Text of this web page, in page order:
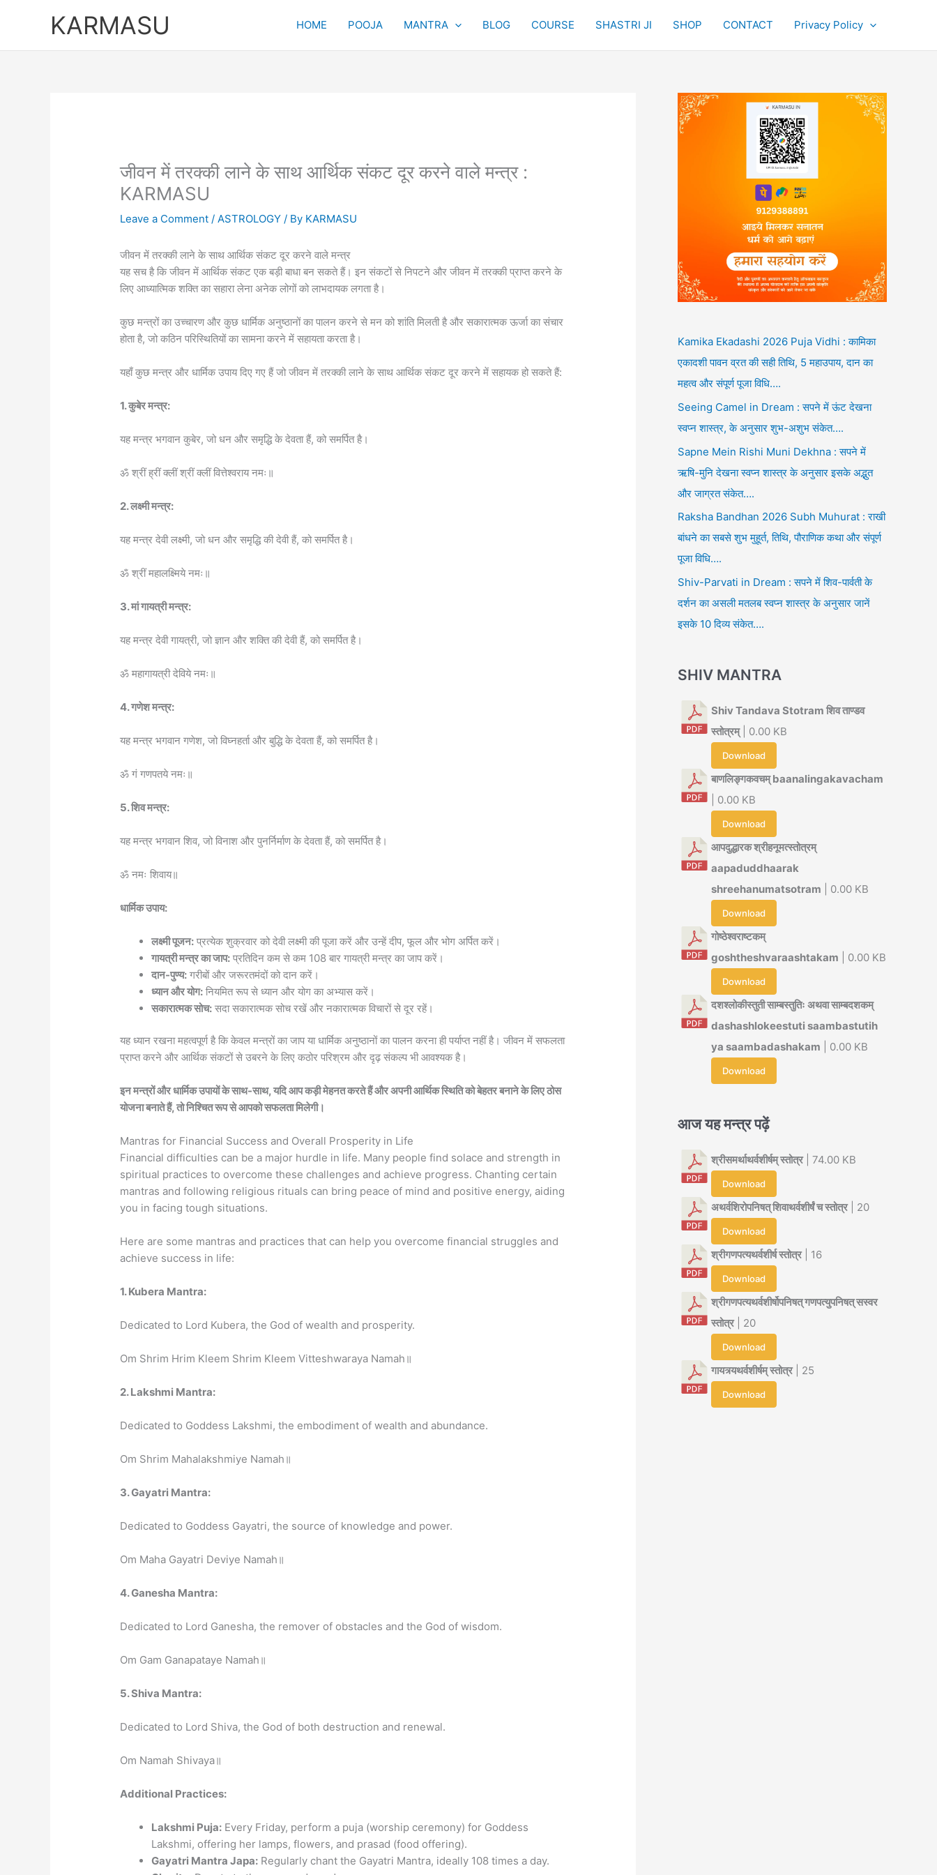
KARMASU HOME POOJA MANTRA BLOG COURSE SHASTRI JI SHOP CONTACT Privacy Policy
जीवन में तरक्की लाने के साथ आर्थिक संकट दूर करने वाले मन्त्र :
KARMASU
Leave a Comment / ASTROLOGY / By KARMASU
जीवन में तरक्की लाने के साथ आर्थिक संकट दूर करने वाले मन्त्र
यह सच है कि जीवन में आर्थिक संकट एक बड़ी बाधा बन सकते हैं। इन संकटों से निपटने और जीवन में तरक्की प्राप्त करने के
लिए आध्यात्मिक शक्ति का सहारा लेना अनेक लोगों को लाभदायक लगता है।
कुछ मन्त्रों का उच्चारण और कुछ धार्मिक अनुष्ठानों का पालन करने से मन को शांति मिलती है और सकारात्मक ऊर्जा का संचार
होता है, जो कठिन परिस्थितियों का सामना करने में सहायता करता है।
यहाँ कुछ मन्त्र और धार्मिक उपाय दिए गए हैं जो जीवन में तरक्की लाने के साथ आर्थिक संकट दूर करने में सहायक हो सकते हैं:
1. कुबेर मन्त्र:
यह मन्त्र भगवान कुबेर, जो धन और समृद्धि के देवता हैं, को समर्पित है।
ॐ श्रीं ह्रीं क्लीं श्रीं क्लीं वित्तेश्वराय नमः॥
2. लक्ष्मी मन्त्र:
यह मन्त्र देवी लक्ष्मी, जो धन और समृद्धि की देवी हैं, को समर्पित है।
ॐ श्रीं महालक्ष्मिये नमः॥
3. मां गायत्री मन्त्र:
यह मन्त्र देवी गायत्री, जो ज्ञान और शक्ति की देवी हैं, को समर्पित है।
ॐ महागायत्री देविये नमः॥
4. गणेश मन्त्र:
यह मन्त्र भगवान गणेश, जो विघ्नहर्ता और बुद्धि के देवता हैं, को समर्पित है।
ॐ गं गणपतये नमः॥
5. शिव मन्त्र:
यह मन्त्र भगवान शिव, जो विनाश और पुनर्निर्माण के देवता हैं, को समर्पित है।
ॐ नमः शिवाय॥
धार्मिक उपाय:
लक्ष्मी पूजन: प्रत्येक शुक्रवार को देवी लक्ष्मी की पूजा करें और उन्हें दीप, फूल और भोग अर्पित करें।
गायत्री मन्त्र का जाप: प्रतिदिन कम से कम 108 बार गायत्री मन्त्र का जाप करें।
दान-पुण्य: गरीबों और जरूरतमंदों को दान करें।
ध्यान और योग: नियमित रूप से ध्यान और योग का अभ्यास करें।
सकारात्मक सोच: सदा सकारात्मक सोच रखें और नकारात्मक विचारों से दूर रहें।
यह ध्यान रखना महत्वपूर्ण है कि केवल मन्त्रों का जाप या धार्मिक अनुष्ठानों का पालन करना ही पर्याप्त नहीं है। जीवन में सफलता
प्राप्त करने और आर्थिक संकटों से उबरने के लिए कठोर परिश्रम और दृढ़ संकल्प भी आवश्यक है।
इन मन्त्रों और धार्मिक उपायों के साथ-साथ, यदि आप कड़ी मेहनत करते हैं और अपनी आर्थिक स्थिति को बेहतर बनाने के लिए ठोस
योजना बनाते हैं, तो निश्चित रूप से आपको सफलता मिलेगी।
Mantras for Financial Success and Overall Prosperity in Life
Financial difficulties can be a major hurdle in life. Many people find solace and strength in
spiritual practices to overcome these challenges and achieve progress. Chanting certain
mantras and following religious rituals can bring peace of mind and positive energy, aiding
you in facing tough situations.
Here are some mantras and practices that can help you overcome financial struggles and
achieve success in life:
1. Kubera Mantra:
Dedicated to Lord Kubera, the God of wealth and prosperity.
Om Shrim Hrim Kleem Shrim Kleem Vitteshwaraya Namah॥
2. Lakshmi Mantra:
Dedicated to Goddess Lakshmi, the embodiment of wealth and abundance.
Om Shrim Mahalakshmiye Namah॥
3. Gayatri Mantra:
Dedicated to Goddess Gayatri, the source of knowledge and power.
Om Maha Gayatri Deviye Namah॥
4. Ganesha Mantra:
Dedicated to Lord Ganesha, the remover of obstacles and the God of wisdom.
Om Gam Ganapataye Namah॥
5. Shiva Mantra:
Dedicated to Lord Shiva, the God of both destruction and renewal.
Om Namah Shivaya॥
Additional Practices:
Lakshmi Puja: Every Friday, perform a puja (worship ceremony) for Goddess
Lakshmi, offering her lamps, flowers, and prasad (food offering).
Gayatri Mantra Japa: Regularly chant the Gayatri Mantra, ideally 108 times a day.
Kamika Ekadashi 2026 Puja Vidhi : कामिका
एकादशी पावन व्रत की सही तिथि, 5 महाउपाय, दान का
महत्व और संपूर्ण पूजा विधि….
Seeing Camel in Dream : सपने में ऊंट देखना
स्वप्न शास्त्र, के अनुसार शुभ-अशुभ संकेत….
Sapne Mein Rishi Muni Dekhna : सपने में
ऋषि-मुनि देखना स्वप्न शास्त्र के अनुसार इसके अद्भुत
और जाग्रत संकेत….
Raksha Bandhan 2026 Subh Muhurat : राखी
बांधने का सबसे शुभ मुहूर्त, तिथि, पौराणिक कथा और संपूर्ण
पूजा विधि….
Shiv-Parvati in Dream : सपने में शिव-पार्वती के
दर्शन का असली मतलब स्वप्न शास्त्र के अनुसार जानें
इसके 10 दिव्य संकेत….
SHIV MANTRA
Shiv Tandava Stotram शिव ताण्डव
स्तोत्रम्| 0.00 KB
Download
बाणलिङ्गकवचम् baanalingakavacham
| 0.00 KB
Download
आपदुद्धारक श्रीहनूमत्स्तोत्रम्
aapaduddhaarak
shreehanumatsotram | 0.00 KB
Download
गोष्ठेश्वराष्टकम्
goshtheshvaraashtakam | 0.00 KB
Download
दशश्लोकीस्तुती साम्बस्तुतिः अथवा साम्बदशकम्
dashashlokeestuti saambastutih
ya saambadashakam | 0.00 KB
Download
आज यह मन्त्र पढ़ें
श्रीसमर्थाथर्वशीर्षम् स्तोत्र| 74.00 KB
Download
अथर्वशिरोपनिषत् शिवाथर्वशीर्षं च स्तोत्र| 20
Download
श्रीगणपत्यथर्वशीर्ष स्तोत्र| 16
Download
श्रीगणपत्यथर्वशीर्षोपनिषत् गणपत्युपनिषत् सस्वर
स्तोत्र| 20
Download
गायत्र्यथर्वशीर्षम् स्तोत्र| 25
Download